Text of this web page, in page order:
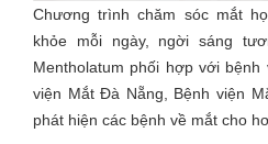
Chương trình chăm sóc mắt
khỏe mỗi ngày, ngời sáng
Mentholatum phối hợp với bệnh
viện Mắt Đà Nẵng, Bệnh viện
phát hiện các bệnh về mắt cho